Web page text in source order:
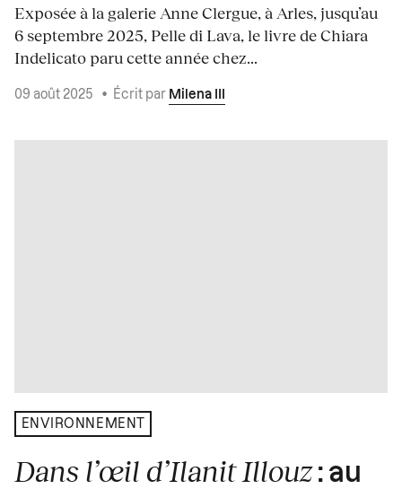
Exposée à la galerie Anne Clergue, à Arles, jusqu’au
6 septembre 2025, Pelle di Lava, le livre de Chiara
Indelicato paru cette année chez...
09 août 2025 • Écrit par Milena III
ENVIRONNEMENT
Dans l’œil d’Ilanit Illouz: au